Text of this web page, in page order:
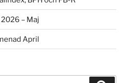
– Maj
April